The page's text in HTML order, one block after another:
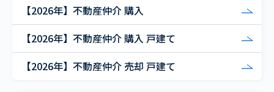
【2026年】不動産仲介 購入
【2026年】不動産仲介 購入 戸建て
【2026年】不動産仲介 売却 戸建て